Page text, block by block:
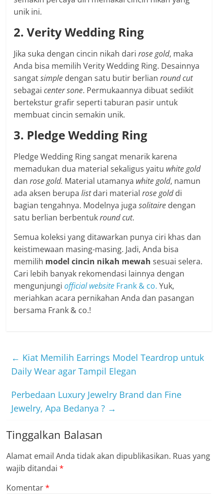
unik ini.
2. Verity Wedding Ring
Jika suka dengan cincin nikah darirose gold, maka
Anda bisa memilih Verity Wedding Ring. Desainnya
sangatsimple dengan satu butir berlianround cut
sebagaicenter sone. Permukaannya dibuat sedikit
bertekstur grafir seperti taburan pasir untuk
membuat cincin semakin unik.
3. Pledge Wedding Ring
Pledge Wedding Ring sangat menarik karena
memadukan dua material sekaligus yaitu white gold
danrose gold. Material utamanya white gold, namun
ada aksen berupalistdari materialrose golddi
bagian tengahnya. Modelnya jugasolitaire dengan
satu berlian berbentukround cut.
Semua koleksi yang ditawarkan punya ciri khas dan
keistimewaan masing-masing. Jadi, Anda bisa
memilih model cincin nikah mewahsesuai selera.
Cari lebih banyak rekomendasi lainnya dengan
mengunjungiofficial website Frank & co. Yuk,
meriahkan acara pernikahan Anda dan pasangan
bersama Frank & co.!
← Kiat Memilih Earrings Model Teardrop untuk
Daily Wear agar Tampil Elegan
Perbedaan Luxury Jewelry Brand dan Fine
Jewelry, Apa Bedanya ? →
Tinggalkan Balasan
Alamat email Anda tidak akan dipublikasikan. Ruas yang
wajib ditandai*
Komentar*